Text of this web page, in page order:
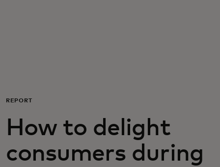
Noticias y tendencias
REPORT
How to delight
consumers during